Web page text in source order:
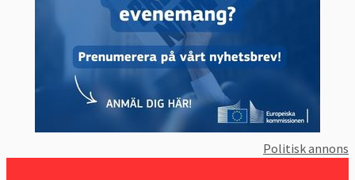
Politisk annons